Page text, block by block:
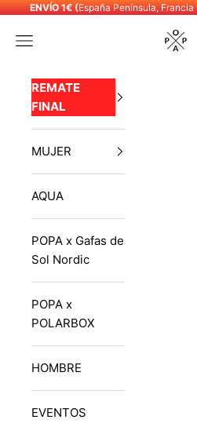
Skip to content
ENVÍO 1€ (España Península,
Navigation menu
REMATE
FINAL
MUJER
AQUA
POPA x Gafas de
Sol Nordic
POPA x
POLARBOX
HOMBRE
EVENTOS